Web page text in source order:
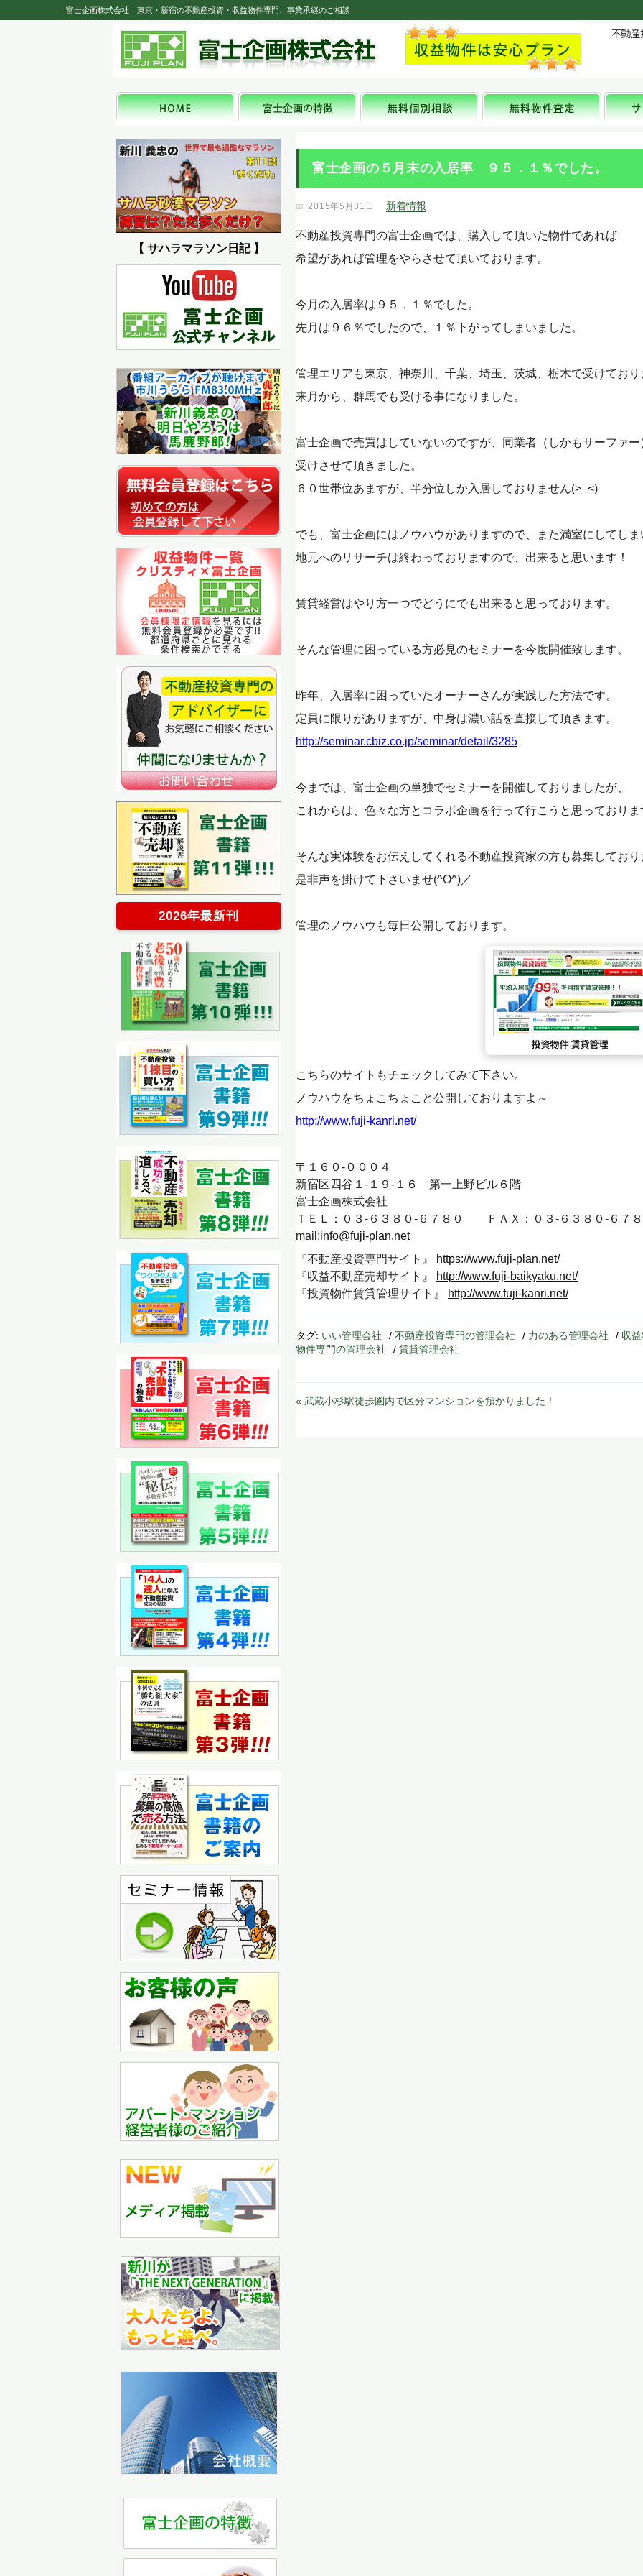
富士企画株式会社｜東京・新宿の不動産投資・収益物件専門、事業承継のご相談
富士企画の５月末の入居率 ９５．１％でした。
2015年5月31日 新着情報
不動産投資専門の富士企画では、購入して頂いた物件であれば
希望があれば管理をやらさせて頂いております。
今月の入居率は９５．１％でした。
先月は９６％でしたので、１％下がってしまいました。
管理エリアも東京、神奈川、千葉、埼玉、茨城、栃木で受けてお
来月から、群馬でも受ける事になりました。
富士企画で売買はしていないのですが、同業者（しかもサーファ
受けさせて頂きました。
６０世帯位あますが、半分位しか入居しておりません(>_<)
でも、富士企画にはノウハウがありますので、また満室にしてしま
地元へのリサーチは終わっておりますので、出来ると思います！
賃貸経営はやり方一つでどうにでも出来ると思っております。
そんな管理に困っている方必見のセミナーを今度開催致します。
昨年、入居率に困っていたオーナーさんが実践した方法です。
定員に限りがありますが、中身は濃い話を直接して頂きます。
http://seminar.cbiz.co.jp/seminar/detail/3285
今までは、富士企画の単独でセミナーを開催しておりましたが、
これからは、色々な方とコラボ企画を行って行こうと思っておりま
そんな実体験をお伝えしてくれる不動産投資家の方も募集してお
是非声を掛けて下さいませ(^O^)／
管理のノウハウも毎日公開しております。
こちらのサイトもチェックしてみて下さい。
ノウハウをちょこちょこと公開しておりますよ～
http://www.fuji-kanri.net/
〒１６０-０００４
新宿区四谷１-１９-１６ 第一上野ビル６階
富士企画株式会社
ＴＥＬ：０３-６３８０-６７８０ ＦＡＸ：０３-６３８０-６７
mail:info@fuji-plan.net
『不動産投資専門サイト』
https://www.fuji-plan.net/
『収益不動産売却サイト』
http://www.fuji-baikyaku.net/
『投資物件賃貸管理サイト』
http://www.fuji-kanri.net/
タグ: いい管理会社 / 不動産投資専門の管理会社 / 力のある管理会社 / 収
物件専門の管理会社
/ 賃貸管理会社
« 武蔵小杉駅徒歩圏内で区分マンションを預かりました！
【 サハラマラソン日記 】
2026年最新刊